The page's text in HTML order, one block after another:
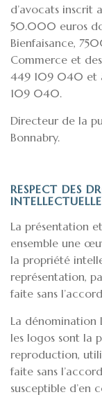
d’avocats inscrit
50.000 euros
Bienfaisance,
Commerce et
449 109 040 et
109 040.
Directeur de la
Bonnabry.
RESPECT DES
INTELLECTUELLE
La présentation
ensemble une
la propriété
représentation,
faite sans
La dénomination
les logos sont la
reproduction,
faite sans
susceptible d’en